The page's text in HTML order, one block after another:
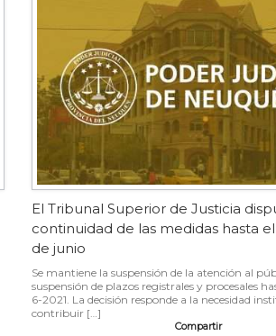
El Tribunal Superior de Justicia
continuidad de las medidas hasta el
de junio
Se mantiene la suspensión de la atención al
suspensión de plazos registrales y procesales
6-2021. La decisión responde a la necesidad
contribuir […]
Compartir